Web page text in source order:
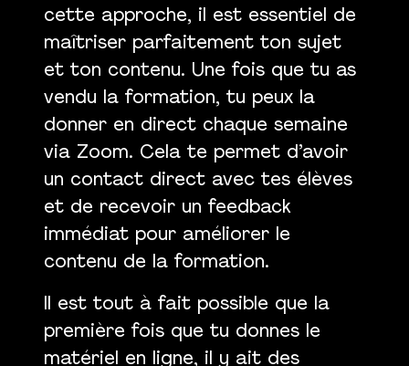
cette approche, il est essentiel de
maîtriser parfaitement ton sujet
et ton contenu. Une fois que tu as
vendu la formation, tu peux la
donner en direct chaque semaine
via Zoom. Cela te permet d’avoir
un contact direct avec tes élèves
et de recevoir un feedback
immédiat pour améliorer le
contenu de la formation.
Il est tout à fait possible que la
première fois que tu donnes le
matériel en ligne, il y ait des